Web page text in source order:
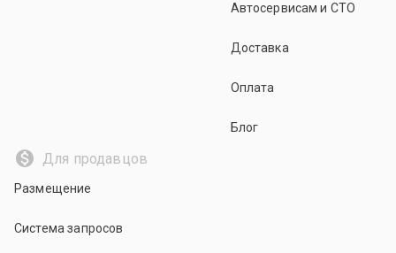
Автосервисам и СТО
Доставка
Оплата
Блог
Для продавцов
Размещение
Система запросов